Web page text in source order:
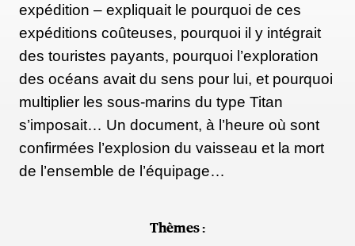
expédition – expliquait le pourquoi de ces
expéditions coûteuses, pourquoi il y intégrait
des touristes payants, pourquoi l’exploration
des océans avait du sens pour lui, et pourquoi
multiplier les sous-marins du type Titan
s’imposait… Un document, à l’heure où sont
confirmées l’explosion du vaisseau et la mort
de l’ensemble de l’équipage…
Thèmes :